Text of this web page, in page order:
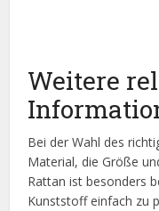
Weitere
Bei der Wahl des
Material, die Größe
Rattan ist besonders
Kunststoff einfach zu